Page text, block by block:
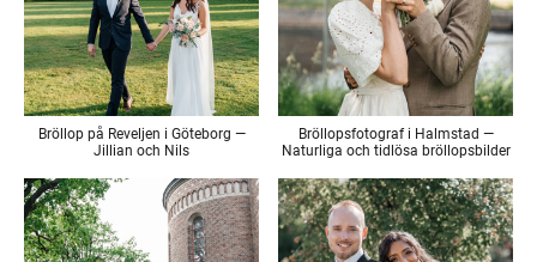
Bröllop på Reveljen i Göteborg —
Jillian och Nils
Bröllopsfotograf i Halmstad —
Naturliga och tidlösa bröllopsbilder